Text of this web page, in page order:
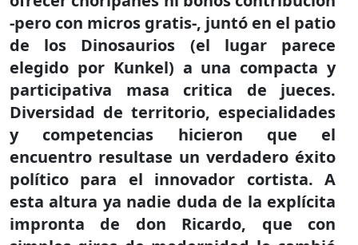
-pero con micros gratis-, juntó en el patio
de los Dinosaurios (el lugar parece
elegido por Kunkel) a una compacta y
participativa masa critica de jueces.
Diversidad de territorio, especialidades
y competencias hicieron que el
encuentro resultase un verdadero éxito
político para el innovador cortista. A
esta altura ya nadie duda de la explícita
impronta de don Ricardo, que con